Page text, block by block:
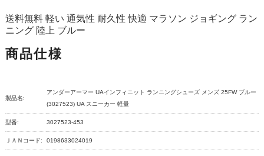
送料無料 軽い 通気性 耐久性 快適 マラソン ジョギング ラン
ニング 陸上 ブルー
商品仕様
製品名:
アンダーアーマー UAインフィニット ランニングシューズ メンズ 25FW ブルー
(3027523) UA スニーカー 軽量
型番: 3027523-453
ＪＡＮコード: 0198633024019